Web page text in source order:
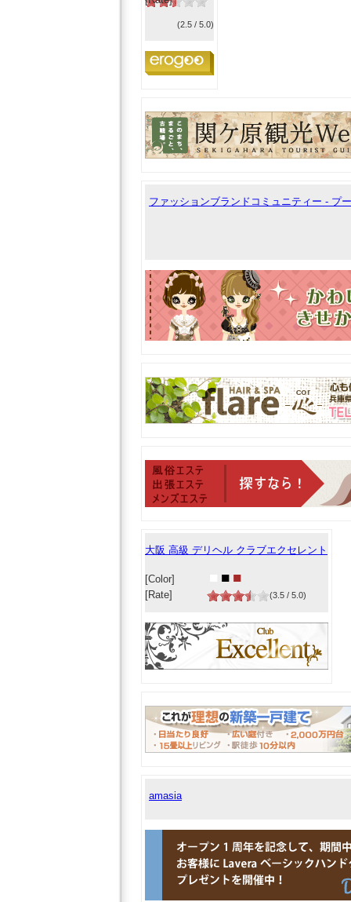
(2.5 / 5.0)
ファッションブランドコミュニティー - プ
大阪 高級 デリヘル クラブエクセレント
[Color] ■ ■
[Rate] (3.5 / 5.0)
amasia